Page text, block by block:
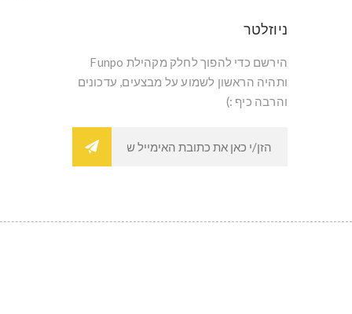
ניוזלטר
הירשם כדי להפוך לחלק מקהילת Funpo
ותהיה הראשון לשמוע על מבצעים, עדכונים
והרבה כיף :)